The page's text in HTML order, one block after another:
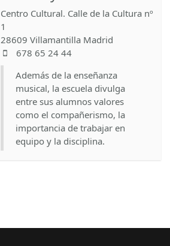
Centro Cultural. Calle de la Cultura nº
1
28609 Villamantilla Madrid
678 65 24 44
Además de la enseñanza
musical, la escuela divulga
entre sus alumnos valores
como el compañerismo, la
importancia de trabajar en
equipo y la disciplina.